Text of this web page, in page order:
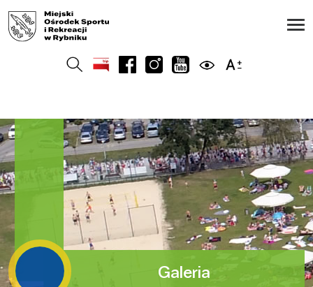
Galeria